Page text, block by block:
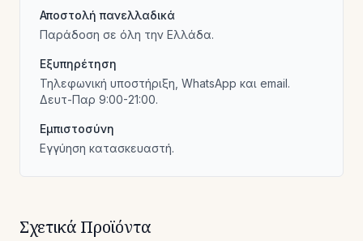
Αποστολή πανελλαδικά
Παράδοση σε όλη την Ελλάδα.
Εξυπηρέτηση
Τηλεφωνική υποστήριξη, WhatsApp και email.
Δευτ-Παρ 9:00-21:00.
Εμπιστοσύνη
Εγγύηση κατασκευαστή.
Σχετικά Προϊόντα